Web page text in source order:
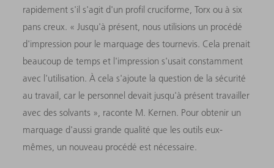
rapidement s'il s'agit d'un profil cruciforme, Torx ou à six
pans creux. « Jusqu'à présent, nous utilisions un procédé
d'impression pour le marquage des tournevis. Cela prenait
beaucoup de temps et l'impression s'usait constamment
avec l'utilisation. À cela s'ajoute la question de la sécurité
au travail, car le personnel devait jusqu'à présent travailler
avec des solvants », raconte M. Kernen. Pour obtenir un
marquage d'aussi grande qualité que les outils eux-
mêmes, un nouveau procédé est nécessaire.